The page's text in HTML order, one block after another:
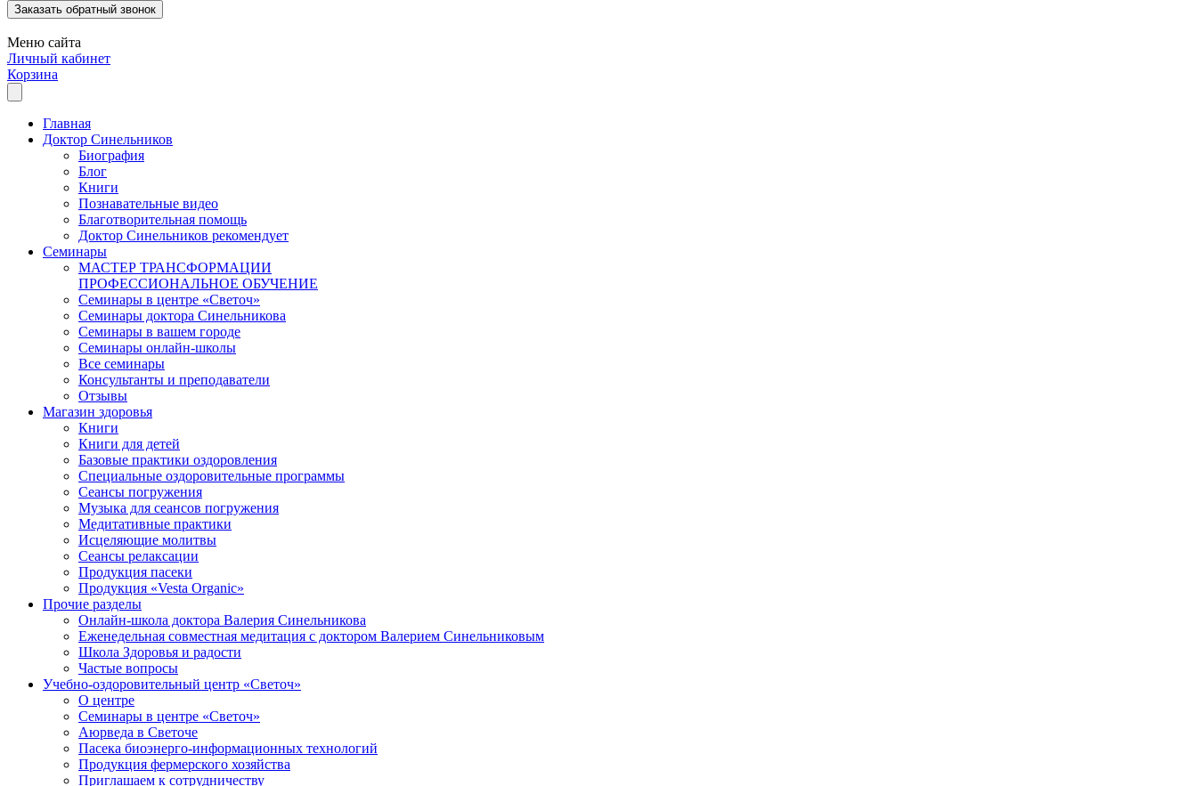
Заказать обратный звонок
Меню сайта
Личный кабинет
Корзина
Главная
Доктор Синельников
Биография
Блог
Книги
Познавательные видео
Благотворительная помощь
Доктор Синельников рекомендует
Семинары
МАСТЕР ТРАНСФОРМАЦИИ
ПРОФЕССИОНАЛЬНОЕ ОБУЧЕНИЕ
Семинары в центре «Светоч»
Семинары доктора Синельникова
Семинары в вашем городе
Семинары онлайн-школы
Все семинары
Консультанты и преподаватели
Отзывы
Магазин здоровья
Книги
Книги для детей
Базовые практики оздоровления
Специальные оздоровительные программы
Сеансы погружения
Музыка для сеансов погружения
Медитативные практики
Исцеляющие молитвы
Сеансы релаксации
Продукция пасеки
Продукция «Vesta Organic»
Прочие разделы
Онлайн-школа доктора Валерия Синельникова
Еженедельная совместная медитация с доктором Валерием Синельниковым
Школа Здоровья и радости
Частые вопросы
Учебно-оздоровительный центр «Светоч»
О центре
Семинары в центре «Светоч»
Аюрведа в Светоче
Пасека биоэнерго-информационных технологий
Продукция фермерского хозяйства
Приглашаем к сотрудничеству